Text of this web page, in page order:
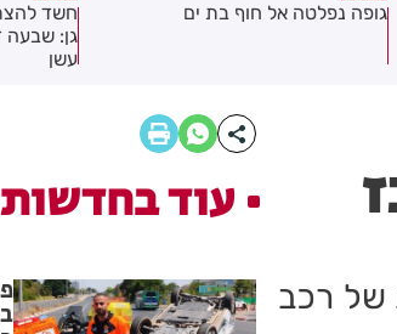
חשד להצתה בשלושה מוקדים ברמת
גן: שבעה דיירים נפגעו קל משאיפת
של רכב
עוד בחדשות